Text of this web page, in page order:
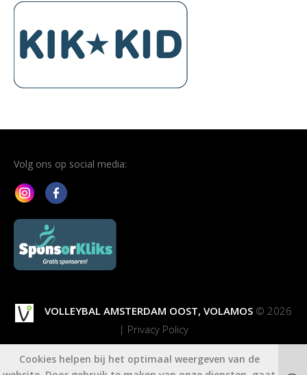
Volg ons op social media:
VOLLEYBAL AMSTERDAM OOST, VOLAMOS © 2026
| Privacy Policy
Welkom Proeftraining Over Ons Activiteiten
Cookies helpen bij het optimaal weergeven van de